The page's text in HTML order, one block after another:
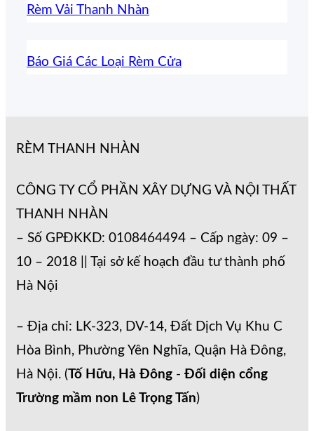
Rèm Vải Thanh Nhàn
Báo Giá Các Loại Rèm Cửa
RÈM THANH NHÀN
CÔNG TY CỔ PHẦN XÂY DỰNG VÀ NỘI THẤT
THANH NHÀN
– Số GPĐKKD: 0108464494 – Cấp ngày: 09 –
10 – 2018 || Tại sở kế hoạch đầu tư thành phố
Hà Nội
– Địa chỉ: LK-323, DV-14, Đất Dịch Vụ Khu C
Hòa Bình, Phường Yên Nghĩa, Quận Hà Đông,
Hà Nội. ( Tố Hữu, Hà Đông - Đối diện cổng
Trường mầm non Lê Trọng Tấn)